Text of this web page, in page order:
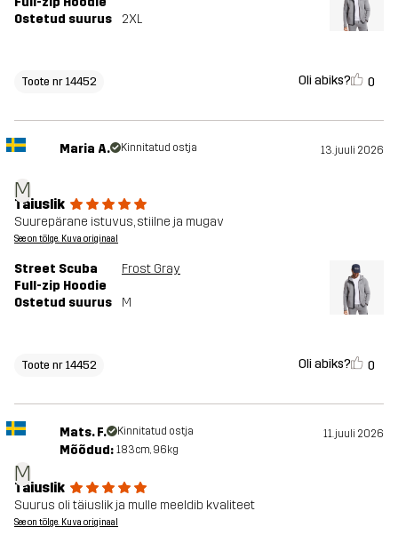
Ostetud suurus
2XL
Toote nr 14452 Oli abiks? 0
M
Maria A. Kinnitatud ostja 13. juuli 2026
Täiuslik
Suurepärane istuvus, stiilne ja mugav
See on tõlge. Kuva originaal
Street Scuba
Full-zip Hoodie
Frost Gray
Ostetud suurus M
Toote nr 14452 Oli abiks? 0
M
Mats. F. Kinnitatud ostja 11. juuli 2026
Mõõdud: 183cm, 96kg
Täiuslik
Suurus oli täiuslik ja mulle meeldib kvaliteet
See on tõlge. Kuva originaal